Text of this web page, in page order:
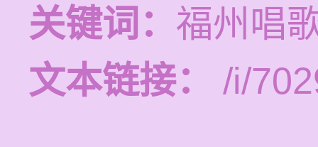
关键词： 福州唱
文本链接：
/i/